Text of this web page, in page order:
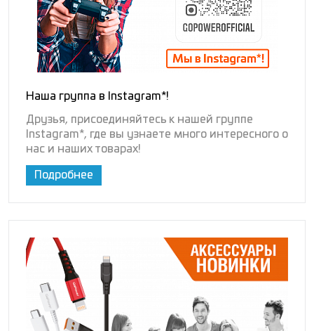
Наша группа в Instagram*!
Друзья, присоединяйтесь к нашей группе
Instagram*, где вы узнаете много интересного о
нас и наших товарах!
Подробнее